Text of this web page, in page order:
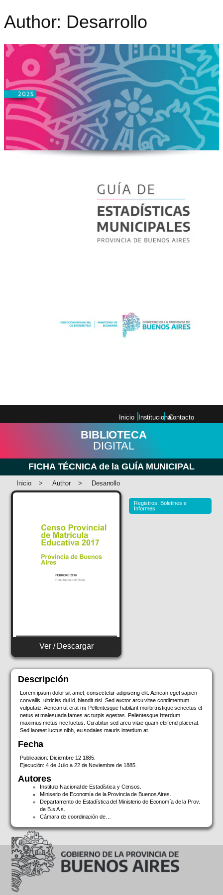
Author: Desarrollo
Inicio InstitucionalContacto
BIBLIOTECA
DIGITAL
FICHA TÉCNICA de la GUÍA MUNICIPAL
Inicio > Author > Desarrollo
Ver / Descargar
Registros, Boletines e
Informes
Descripción
Lorem ipsum dolor sit amet, consectetur adipiscing elit. Aenean eget sapien
convallis, ultricies dui id, blandit nisl. Sed auctor arcu vitae condimentum
vulputate. Aenean ut erat mi. Pellentesque habitant morbi tristique senectus et
netus et malesuada fames ac turpis egestas. Pellentesque interdum
maximus metus nec luctus. Curabitur sed arcu vitae quam eleifend placerat.
Sed laoreet luctus nibh, eu sodales mauris interdum at.
Fecha
Publicacion: Diciembre 12 1885.
Ejecución: 4 de Julio a 22 de Noviembre de 1885.
Autores
Instituto Nacional de Estadística y Censos.
Miniserio de Economía de la Provincia de Buenos Aires.
Departamento de Estadística del Ministerio de Economía de la Prov.
de B.s A.s.
Cámara de coordinación de…